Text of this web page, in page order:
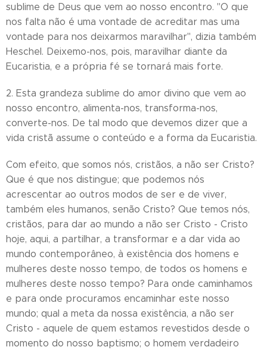
sublime de Deus que vem ao nosso encontro. "O que
nos falta não é uma vontade de acreditar mas uma
vontade para nos deixarmos maravilhar", dizia também
Heschel. Deixemo-nos, pois, maravilhar diante da
Eucaristia, e a própria fé se tornará mais forte.
2. Esta grandeza sublime do amor divino que vem ao
nosso encontro, alimenta-nos, transforma-nos,
converte-nos. De tal modo que devemos dizer que a
vida cristã assume o conteúdo e a forma da Eucaristia.
Com efeito, que somos nós, cristãos, a não ser Cristo?
Que é que nos distingue; que podemos nós
acrescentar ao outros modos de ser e de viver,
também eles humanos, senão Cristo? Que temos nós,
cristãos, para dar ao mundo a não ser Cristo - Cristo
hoje, aqui, a partilhar, a transformar e a dar vida ao
mundo contemporâneo, à existência dos homens e
mulheres deste nosso tempo, de todos os homens e
mulheres deste nosso tempo? Para onde caminhamos
e para onde procuramos encaminhar este nosso
mundo; qual a meta da nossa existência, a não ser
Cristo - aquele de quem estamos revestidos desde o
momento do nosso baptismo; o homem verdadeiro